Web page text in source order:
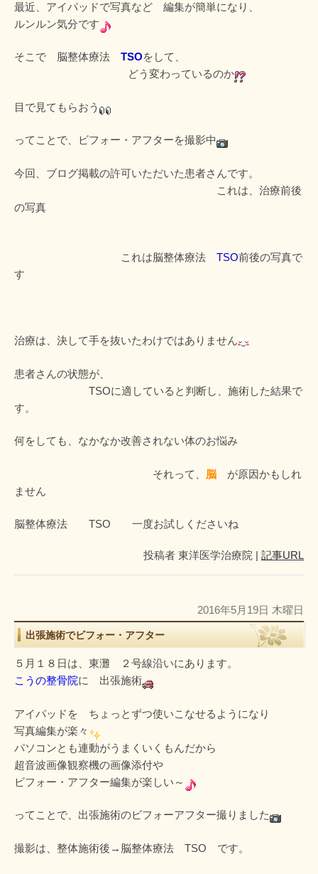
最近、アイパッドで写真など 編集が簡単になり、
ルンルン気分です
そこで 脳整体療法 TSOをして、
どう変わっているのか
目で見てもらおう
ってことで、ビフォー・アフターを撮影中
今回、ブログ掲載の許可いただいた患者さんです。
これは、治療前後
の写真
これは脳整体療法 TSO前後の写真で
す
治療は、決して手を抜いたわけではありません
患者さんの状態が、
TSOに適していると判断し、施術した結果で
す。
何をしても、なかなか改善されない体のお悩み
それって、 脳 が原因かもしれ
ません
脳整体療法 TSO 一度お試しくださいね
投稿者 東洋医学治療院 | 記事URL
2016年5月19日 木曜日
出張施術でビフォー・アフター
５月１８日は、東灘 ２号線沿いにあります。
こうの整骨院に 出張施術
アイパッドを ちょっとずつ使いこなせるようになり
写真編集が楽々
パソコンとも連動がうまくいくもんだから
超音波画像観察機の画像添付や
ビフォー・アフター編集が楽しい～
ってことで、出張施術のビフォーアフター撮りました
撮影は、整体施術後→脳整体療法 TSO です。